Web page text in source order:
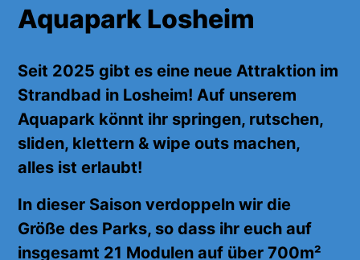
Aquapark Losheim
Seit 2025 gibt es eine neue Attraktion im
Strandbad in Losheim! Auf unserem
Aquapark könnt ihr springen, rutschen,
sliden, klettern & wipe outs machen,
alles ist erlaubt!
In dieser Saison verdoppeln wir die
Größe des Parks, so dass ihr euch auf
insgesamt 21 Modulen auf über 700m²